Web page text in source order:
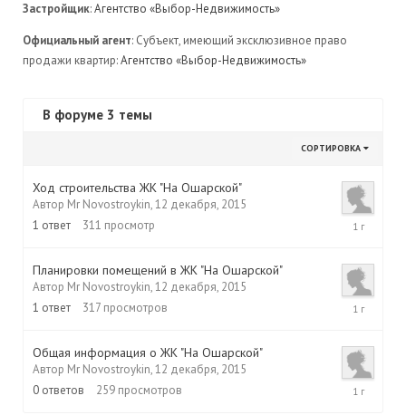
Застройщик:Агентство «Выбор-Недвижимость»
Официальный агент: Субъект, имеющий эксклюзивное право
продажи квартир:Агентство «Выбор-Недвижимость»
В форуме 3 темы
СОРТИРОВКА
Ход строительства ЖК "На Ошарской"
Автор Mr Novostroykin,12 декабря, 2015
1 ответ 311 просмотр
12
Планировки помещений в ЖК "На Ошарской"
Автор Mr Novostroykin,12 декабря, 2015
1 ответ 317 просмотров
12
Общая информация о ЖК "На Ошарской"
Автор Mr Novostroykin,12 декабря, 2015
0 ответов 259 просмотров
12